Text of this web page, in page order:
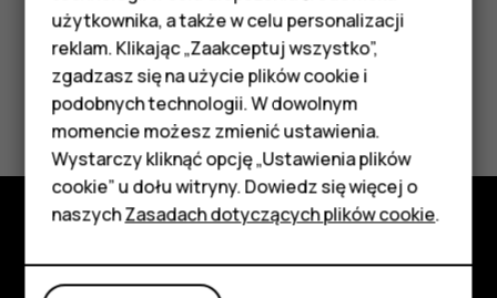
Telefony z funkcjami
podstawowymi
Akcesoria
HMD Terra M
Tablety
Moje konto
Czy te informacje były pomocne?
Tak Nie
użytkownika, a także w celu personalizacji
reklam. Klikając „Zaakceptuj wszystko”,
zgadzasz się na użycie plików cookie i
podobnych technologii. W dowolnym
momencie możesz zmienić ustawienia.
Wystarczy kliknąć opcję „Ustawienia plików
cookie” u dołu witryny. Dowiedz się więcej o
naszychZasadach dotyczących plików cookie.